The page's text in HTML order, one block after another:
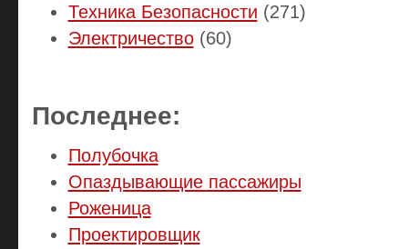
Техника Безопасности (271)
Электричество(60)
Последнее:
Полубочка
Опаздывающие пассажиры
Роженица
Проектировщик